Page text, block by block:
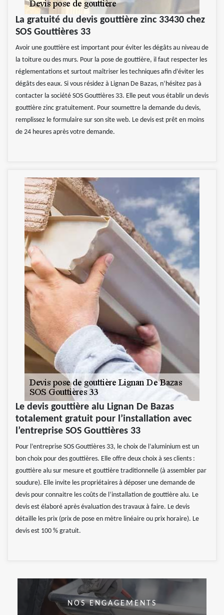
La gratuité du devis gouttière zinc 33430 chez
SOS Gouttières 33
Avoir une gouttière est important pour éviter les dégâts au niveau de
la toiture ou des murs. Pour la pose de gouttière, il faut respecter les
réglementations et surtout maîtriser les techniques afin d’éviter les
dégâts des eaux. Si vous résidez à Lignan De Bazas, n’hésitez pas à
contacter la société SOS Gouttières 33. Elle peut vous établir un devis
gouttière zinc gratuitement. Pour soumettre la demande du devis,
remplissez le formulaire sur son site web. Le devis est prêt en moins
de 24 heures après votre demande.
Le devis gouttière alu Lignan De Bazas
totalement gratuit pour l’installation avec
l’entreprise SOS Gouttières 33
Pour l’entreprise SOS Gouttières 33, le choix de l’aluminium est un
bon choix pour des gouttières. Elle offre deux choix à ses clients :
gouttière alu sur mesure et gouttière traditionnelle (à assembler par
soudure). Elle invite les propriétaires à déposer une demande de
devis pour connaitre les coûts de l’installation de gouttière alu. Le
devis est élaboré après évaluation des travaux à faire. Le devis
détaille les prix (prix de pose en mètre linéaire ou prix horaire). Le
devis est 100 % gratuit.
NOS ENGAGEMENTS